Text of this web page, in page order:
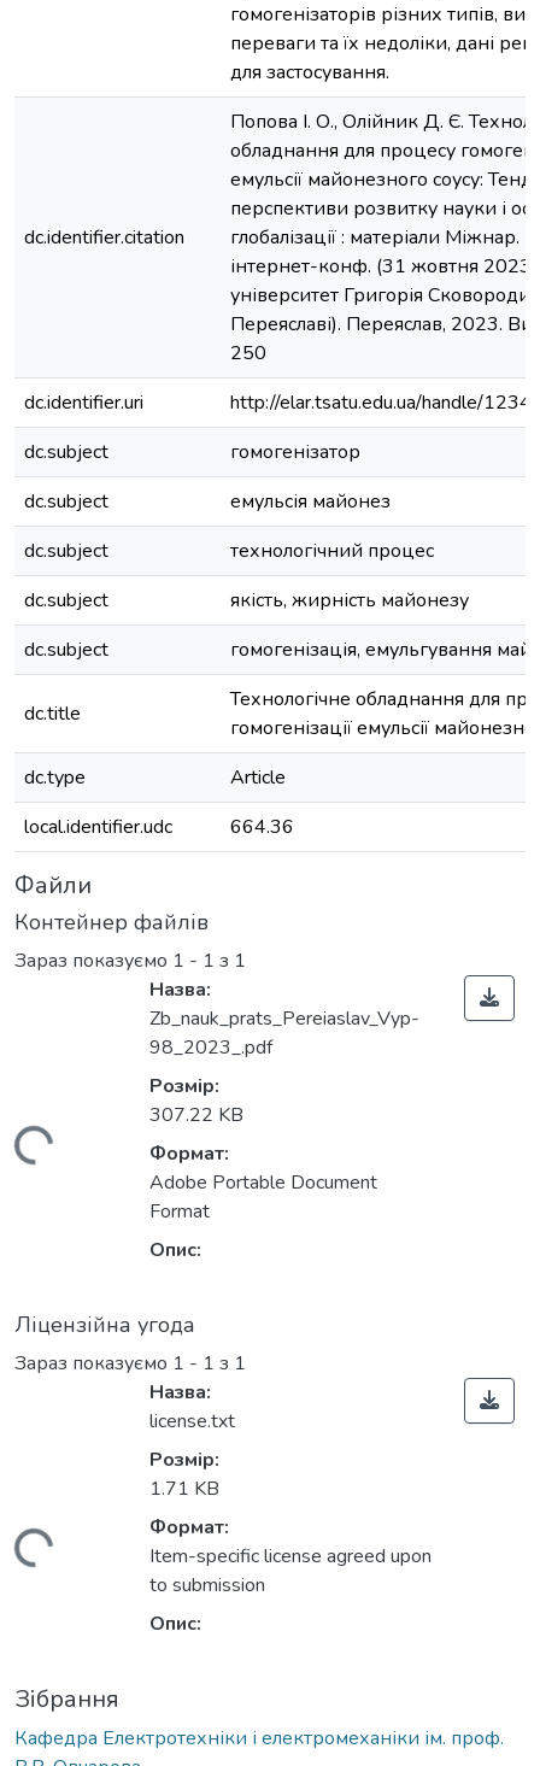
гомогенізаторів різних типів,
переваги та їх недоліки, дані
для застосування.
dc.identifier.citation
Попова І. О., Олійник Д. Є.
обладнання для процесу
емульсії майонезного соусу:
перспективи розвитку науки і
глобалізації : матеріали Міжнар.
інтернет-конф. (31 жовтня 2023
університет Григорія Сковороди
Переяславі). Переяслав, 2023.
250
dc.identifier.uri
http://elar.tsatu.edu.ua/handle/
dc.subject
гомогенізатор
dc.subject
емульсія майонез
dc.subject
технологічний процес
dc.subject
якість, жирність майонезу
dc.subject
гомогенізація, емульгування
dc.title
Технологічне обладнання для
гомогенізації емульсії
dc.type
Article
local.identifier.udc
664.36
Файли
Контейнер файлів
Зараз показуємо 1 - 1 з 1
Назва:
Zb_nauk_prats_Pereiaslav_Vyp-
98_2023_.pdf
Розмір:
307.22 KB
Формат:
Adobe Portable Document
Format
Опис:
Ліцензійна угода
Зараз показуємо 1 - 1 з 1
Назва:
license.txt
Розмір:
1.71 KB
Формат:
Item-specific license agreed upon
to submission
Опис:
Зібрання
Кафедра Електротехніки і електромеханіки ім. проф.